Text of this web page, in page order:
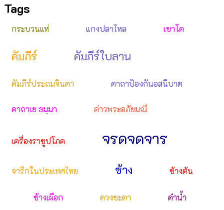
Tags
กระบวนแห่ แกงปลาไหล เขาโค
คัมภีร์ คัมภีร์ใบลาน
คัมภีร์ประถมจินดา คาถาป้องกันอสนีบาต
คาถาเย ธมฺมา ค่าวพระอภัยมณี
เครื่องราชูปโภค จรดจดจาร
จารึกในประเทศไทย ช้าง ช้างต้น
ช้างเผือก ดวงชะตา ดำน้ำ